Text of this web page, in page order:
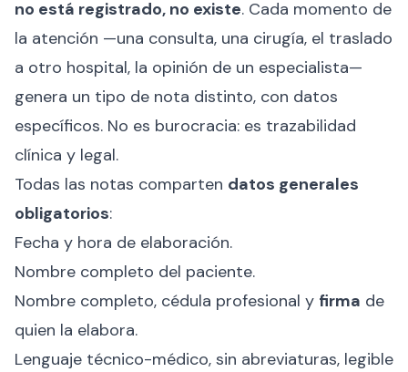
no está registrado, no existe. Cada momento de
la atención —una consulta, una cirugía, el traslado
a otro hospital, la opinión de un especialista—
genera un tipo de nota distinto, con datos
específicos. No es burocracia: es trazabilidad
clínica y legal.
Todas las notas comparten datos generales
obligatorios:
Fecha y hora de elaboración.
Nombre completo del paciente.
Nombre completo, cédula profesional y firma de
quien la elabora.
Lenguaje técnico-médico, sin abreviaturas, legible